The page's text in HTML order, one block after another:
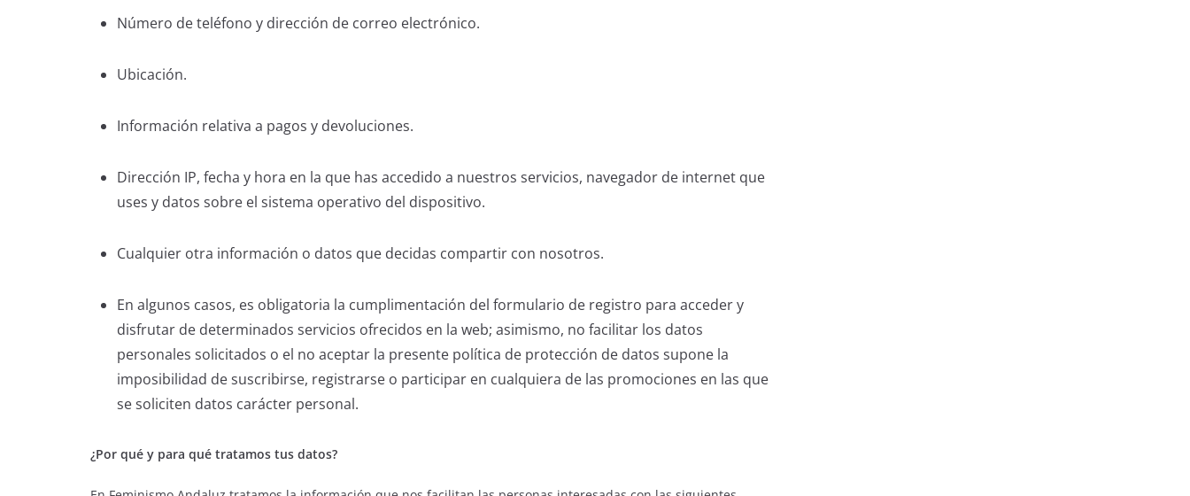
Número de teléfono y dirección de correo electrónico.
Ubicación.
Información relativa a pagos y devoluciones.
Dirección IP, fecha y hora en la que has accedido a nuestros servicios, navegador de internet que
uses y datos sobre el sistema operativo del dispositivo.
Cualquier otra información o datos que decidas compartir con nosotros.
En algunos casos, es obligatoria la cumplimentación del formulario de registro para acceder y
disfrutar de determinados servicios ofrecidos en la web; asimismo, no facilitar los datos
personales solicitados o el no aceptar la presente política de protección de datos supone la
imposibilidad de suscribirse, registrarse o participar en cualquiera de las promociones en las que
se soliciten datos carácter personal.
¿Por qué y para qué tratamos tus datos?